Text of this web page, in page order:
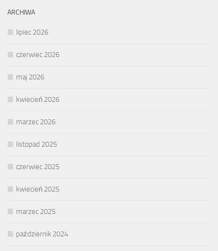
ARCHIWA
lipiec 2026
czerwiec 2026
maj 2026
kwiecień 2026
marzec 2026
listopad 2025
czerwiec 2025
kwiecień 2025
marzec 2025
październik 2024